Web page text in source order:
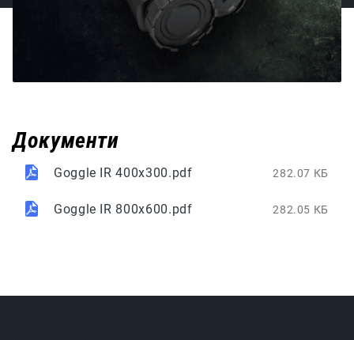
Документи
Goggle IR 400x300.pdf 282.07 КБ
Goggle IR 800x600.pdf 282.05 КБ